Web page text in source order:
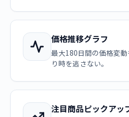
価格推移グラフ
最大180日間の価格変
り時を逃さない。
注目商品ピックアッ